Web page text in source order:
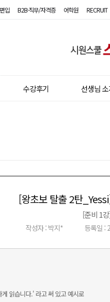
편입 B2B·직무/자격증 어학원 RECRUIT
어
수강후기 선생님
[왕초보 탈출 2탄
[준비 1
작성자 : 박지* 등록일 :
이전글 다음글
읽습니다.' 라고 써 있고 예시로